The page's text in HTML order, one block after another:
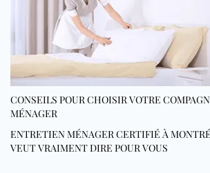
CONSEILS POUR CHOISIR VOTRE
MÉNAGER
ENTRETIEN MÉNAGER CERTIFIÉ À
VEUT VRAIMENT DIRE POUR VOUS